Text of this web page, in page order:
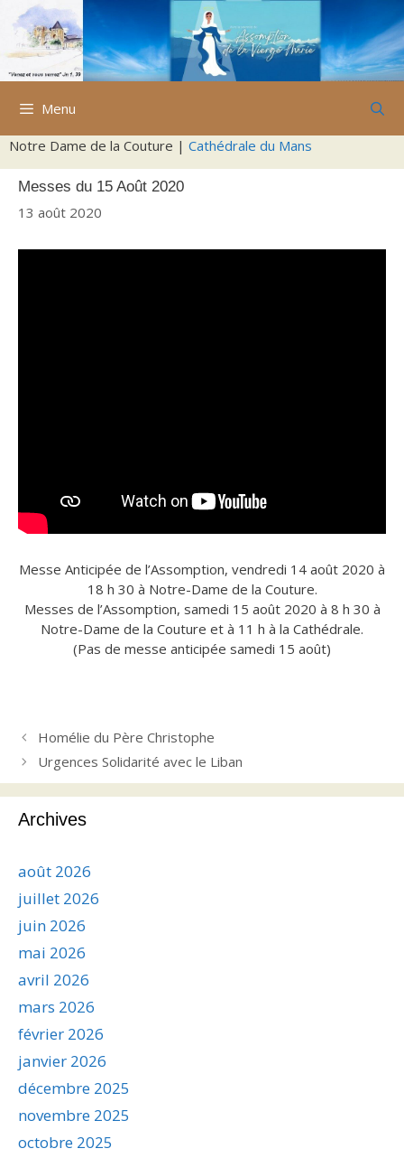
Aller
contenu
Menu
Notre Dame de la Couture | Cathédrale du Mans
Messes du 15 Août 2020
13 août 2020
Messe Anticipée de l’Assomption, vendredi 14 août 2020 à
18 h 30 à Notre-Dame de la Couture.
Messes de l’Assomption, samedi 15 août 2020 à 8 h 30 à
Notre-Dame de la Couture et à 11 h à la Cathédrale.
(Pas de messe anticipée samedi 15 août)
Homélie du Père Christophe
Urgences Solidarité avec le Liban
Archives
août 2026
juillet 2026
juin 2026
mai 2026
avril 2026
mars 2026
février 2026
janvier 2026
décembre 2025
novembre 2025
octobre 2025